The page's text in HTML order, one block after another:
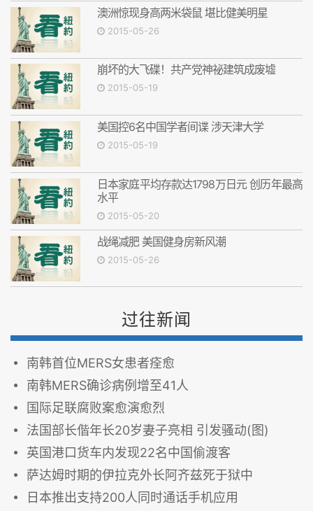
澳洲惊现身高两米袋鼠 堪比健美明星
2015-05-26
崩坏的大飞碟！共产党神祕建筑成废墟
2015-05-19
美国控6名中国学者间谍 涉天津大学
2015-05-19
日本家庭平均存款达1798万日元 创历年最高
水平
2015-05-20
战绳减肥 美国健身房新风潮
2015-05-26
过往新闻
南韩首位MERS女患者痊愈
南韩MERS确诊病例增至41人
国际足联腐败案愈演愈烈
法国部长偕年长20岁妻子亮相 引发骚动(图)
英国港口货车内发现22名中国偷渡客
萨达姆时期的伊拉克外长阿齐兹死于狱中
日本推出支持200人同时通话手机应用